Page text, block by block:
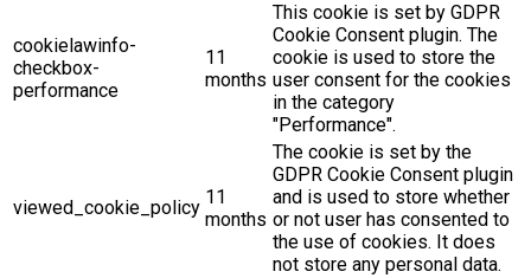
cookielawinfo-
checkbox-
performance
11
months
This cookie is set by GDPR
Cookie Consent plugin. The
cookie is used to store the
user consent for the cookies
in the category
"Performance".
viewed_cookie_policy 11
months
The cookie is set by the
GDPR Cookie Consent plugin
and is used to store whether
or not user has consented to
the use of cookies. It does
not store any personal data.